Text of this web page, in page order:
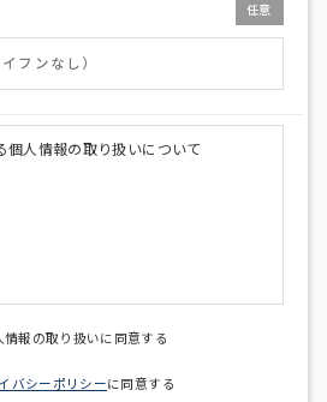
任意
個人情報の取り扱いについて
付のため
情報の取り扱いに同意する
バシーポリシーに同意する